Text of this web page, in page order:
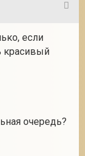
если
красивый
очередь?